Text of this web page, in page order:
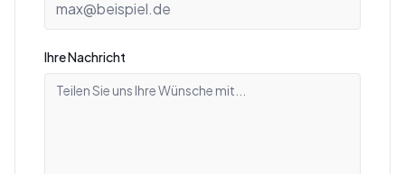
Ihre Nachricht